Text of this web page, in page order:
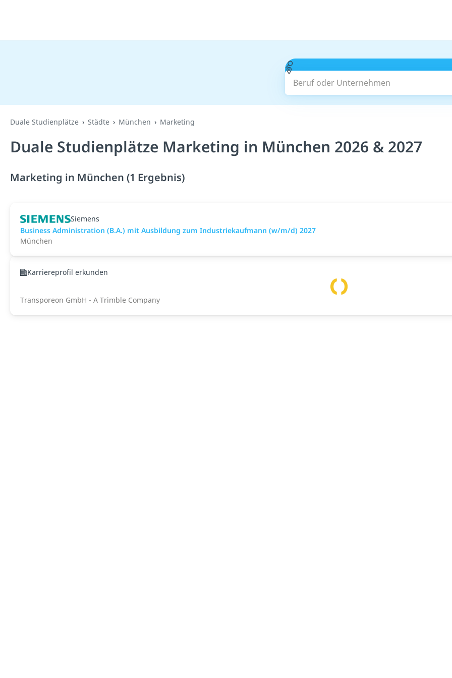
Beruf oder Unternehmen
Duale Studienplätze Städte München Marketing
Duale Studienplätze Marketing in München 2026 & 2027
Marketing in München (1 Ergebnis)
Siemens
Business Administration (B.A.) mit Ausbildung zum Industriekaufmann (w/m/d) 2027
München
Karriereprofil erkunden
Transporeon GmbH - A Trimble Company